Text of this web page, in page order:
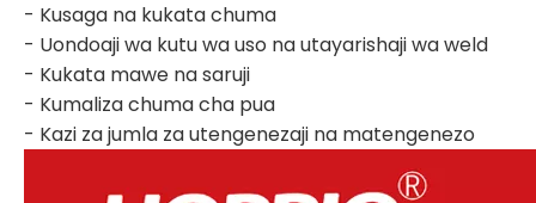
- Kusaga na kukata chuma
- Uondoaji wa kutu wa uso na utayarishaji wa weld
- Kukata mawe na saruji
- Kumaliza chuma cha pua
- Kazi za jumla za utengenezaji na matengenezo